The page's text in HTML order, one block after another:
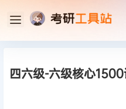
四六级-六级核心1500